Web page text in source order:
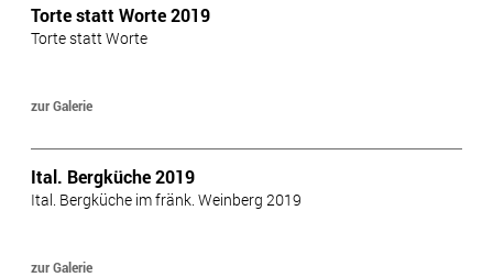
Torte statt Worte 2019
Torte statt Worte
zur Galerie
Ital. Bergküche 2019
Ital. Bergküche im fränk. Weinberg 2019
zur Galerie